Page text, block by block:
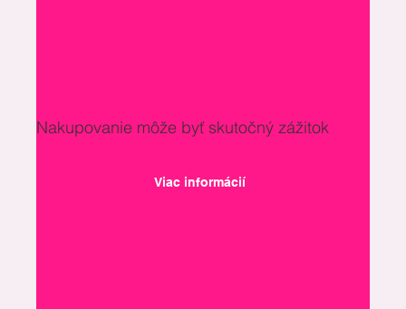
Nakupovanie môže byť skutočný zážitok
Viac informácií